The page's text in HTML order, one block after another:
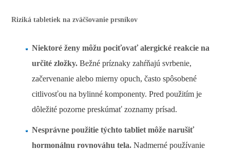
Riziká tabletiek na zväčšovanie prsníkov
Niektoré ženy môžu pociťovať alergické reakcie na
určité zložky. Bežné príznaky zahŕňajú svrbenie,
začervenanie alebo mierny opuch, často spôsobené
citlivosťou na bylinné komponenty. Pred použitím je
dôležité pozorne preskúmať zoznamy prísad.
Nesprávne použitie týchto tabliet môže narušiť
hormonálnu rovnováhu tela. Nadmerné používanie